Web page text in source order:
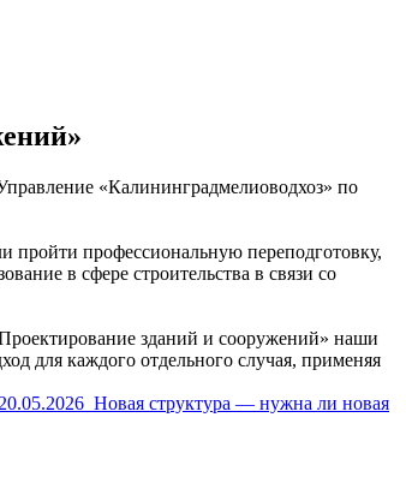
«Калининградмелиоводхоз» по
пройти профессиональную переподготовку,
в сфере строительства в связи со
зданий и сооружений» наши
для каждого отдельного случая, применяя
20.05.2026 Новая структура — нужна ли новая